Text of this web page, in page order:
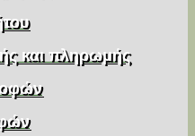
και πληρωμής